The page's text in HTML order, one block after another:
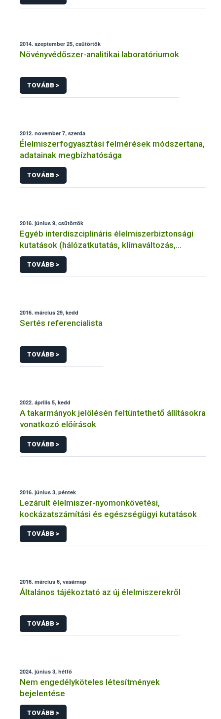
2014. szeptember 25, csütörtök
Növényvédőszer-analitikai laboratóriumok
TOVÁBB >
2012. november 7, szerda
Élelmiszerfogyasztási felmérések módszertana,
adatainak megbízhatósága
TOVÁBB >
2016. június 9, csütörtök
Egyéb interdiszciplináris élelmiszerbiztonsági
kutatások (hálózatkutatás, klímaváltozás,
járványtan) referencialistája
TOVÁBB >
2016. március 29, kedd
Sertés referencialista
TOVÁBB >
2022. április 5, kedd
A takarmányok jelölésén feltüntethető állításokra
vonatkozó előírások
TOVÁBB >
2016. június 3, péntek
Lezárult élelmiszer-nyomonkövetési,
kockázatszámítási és egészségügyi kutatások
TOVÁBB >
2016. március 6, vasárnap
Általános tájékoztató az új élelmiszerekről
TOVÁBB >
2024. június 3, hétfő
Nem engedélyköteles létesítmények
bejelentése
TOVÁBB >